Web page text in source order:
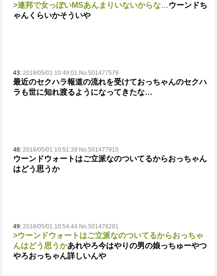
>連邦で女っぽいMSあんまりいないからな…ウーンドち
ゃんくらいかそういや
43: 2018/05/01 10:49:01 No.501477579
最近のセクハラ報道の流れを受けておっちゃんのセクハ
ラも世に知れ渡るようになってきたな…
48: 2018/05/01 10:51:39 No.501477910
ウーンドウォートはご立派なのついてるからおっちゃん
はどう思うか
49: 2018/05/01 10:54:44 No.501478281
>ウーンドウォートはご立派なのついてるからおっちゃ
んはどう思うかあれやろ今はやりの男の娘っちゅーやつ
やろおっちゃん詳しいんや